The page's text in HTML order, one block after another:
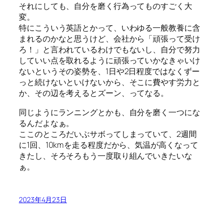
それにしても、自分を磨く行為ってものすごく大
変。
特にこういう英語とかって、いわゆる一般教養に含
まれるのかなと思うけど、会社から「頑張って受け
ろ！」と言われているわけでもないし、自分で努力
していい点を取れるように頑張っていかなきゃいけ
ないというその姿勢を、1日や2日程度ではなくずー
っと続けないといけないから、そこに費やす労力と
か、その辺を考えるとズーン、ってなる。
同じようにランニングとかも、自分を磨く一つにな
るんだよなぁ。
ここのところだいぶサボってしまっていて、2週間
に1回、10kmを走る程度だから、気温が高くなって
きたし、そろそろもう一度取り組んでいきたいな
ぁ。
2023年4月23日